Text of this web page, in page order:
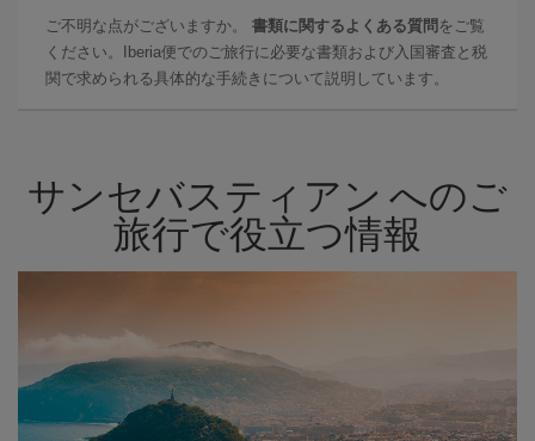
ご不明な点がございますか。 書類に関するよくある質問 をご覧
ください。Iberia便でのご旅行に必要な書類および入国審査と税
関で求められる具体的な手続きについて説明しています。
サンセバスティアン へのご
旅行で役立つ情報